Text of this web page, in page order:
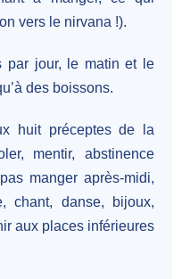
vers le nirvana !).
par jour, le matin et le
des boissons.
huit préceptes de la
mentir, abstinence
manger après-midi,
chant, danse, bijoux,
aux places inférieures